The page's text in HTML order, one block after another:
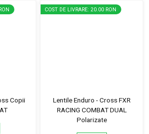
Copii
COST DE LIVRARE: 20.00 RON
Lentile Enduro - Cross FXR
RACING COMBAT DUAL
Polarizate